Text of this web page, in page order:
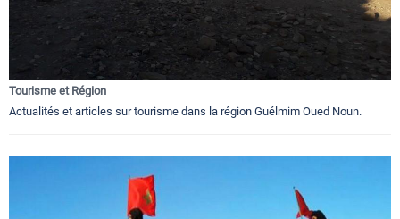
Tourisme et Région
Actualités et articles sur tourisme dans la région Guélmim Oued Noun.